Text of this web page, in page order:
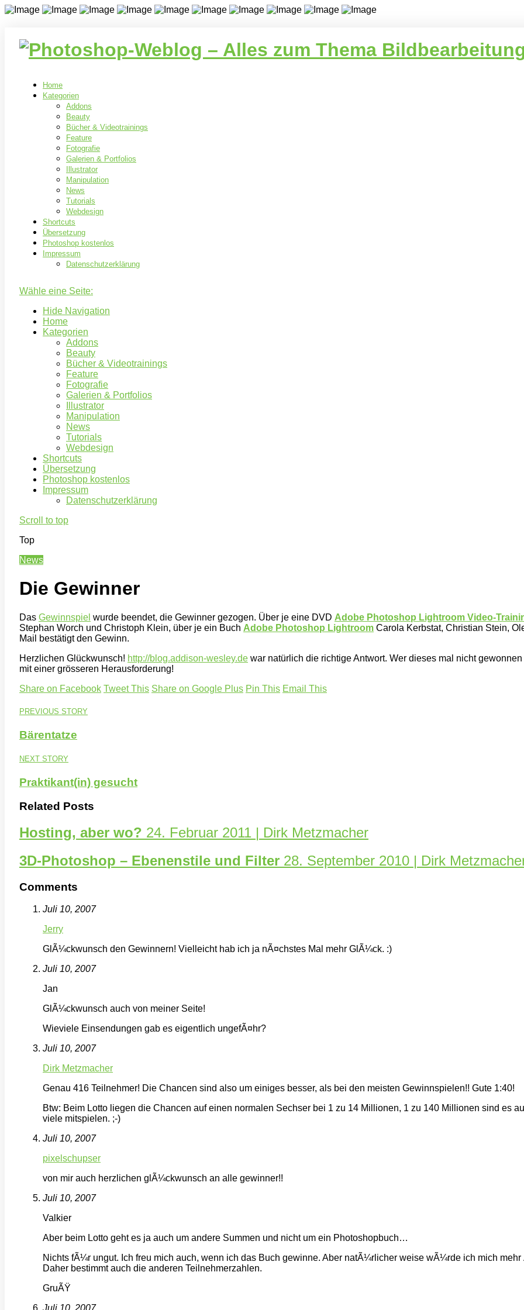
Home
Kategorien
Addons
Beauty
Bücher & Videotrainings
Feature
Fotografie
Galerien & Portfolios
Illustrator
Manipulation
News
Tutorials
Webdesign
Shortcuts
Übersetzung
Photoshop kostenlos
Impressum
Datenschutzerklärung
Wähle eine Seite:
Hide Navigation
Home
Kategorien
Addons
Beauty
Bücher & Videotrainings
Feature
Fotografie
Galerien & Portfolios
Illustrator
Manipulation
News
Tutorials
Webdesign
Shortcuts
Übersetzung
Photoshop kostenlos
Impressum
Datenschutzerklärung
Scroll to top
Top
News
Die Gewinner
Das Gewinnspiel wurde beendet, die Gewinner gezogen. Über je eine DVD Adobe Photoshop Lightroom Video-
Stephan Worch und Christoph Klein, über je ein Buch Adobe Photoshop Lightroom Carola Kerbstat, Christian Stein,
Mail bestätigt den Gewinn.
Herzlichen Glückwunsch! http://blog.addison-wesley.de war natürlich die richtige Antwort. Wer dieses mal nicht
mit einer grösseren Herausforderung!
Share on Facebook Tweet This Share on Google Plus Pin This Email This
PREVIOUS STORY
Bärentatze
NEXT STORY
Praktikant(in) gesucht
Related Posts
Hosting, aber wo? 24. Februar 2011 | Dirk Metzmacher
3D-Photoshop – Ebenenstile und Filter 28. September 2010 | Dirk
Comments
Juli 10, 2007
Jerry
GlÃ¼ckwunsch den Gewinnern! Vielleicht hab ich ja nÃ¤chstes Mal mehr GlÃ¼ck. :)
Juli 10, 2007
Jan
GlÃ¼ckwunsch auch von meiner Seite!
Wieviele Einsendungen gab es eigentlich ungefÃ¤hr?
Juli 10, 2007
Dirk Metzmacher
Genau 416 Teilnehmer! Die Chancen sind also um einiges besser, als bei den meisten Gewinnspielen!! Gute 1:40!
Btw: Beim Lotto liegen die Chancen auf einen normalen Sechser bei 1 zu 14 Millionen, 1 zu 140 Millionen sind es
viele mitspielen. ;-)
Juli 10, 2007
pixelschupser
von mir auch herzlichen glÃ¼ckwunsch an alle gewinner!!
Juli 10, 2007
Valkier
Aber beim Lotto geht es ja auch um andere Summen und nicht um ein Photoshopbuch…
Nichts fÃ¼r ungut. Ich freu mich auch, wenn ich das Buch gewinne. Aber natÃ¼rlicher weise wÃ¼rde ich mich
Daher bestimmt auch die anderen Teilnehmerzahlen.
GruÃŸ